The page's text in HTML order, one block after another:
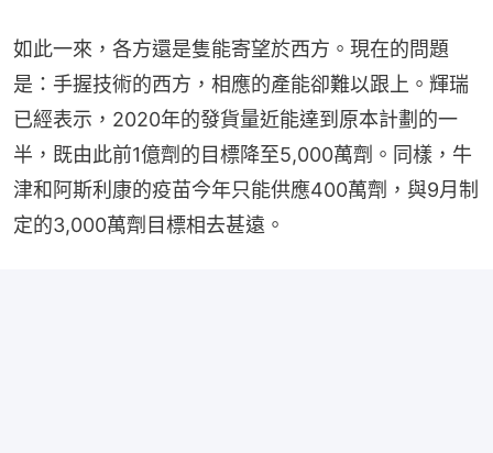
如此一來，各方還是隻能寄望於西方。現在的問題
是：手握技術的西方，相應的產能卻難以跟上。輝瑞
已經表示，2020年的發貨量近能達到原本計劃的一
半，既由此前1億劑的目標降至5,000萬劑。同樣，牛
津和阿斯利康的疫苗今年只能供應400萬劑，與9月制
定的3,000萬劑目標相去甚遠。